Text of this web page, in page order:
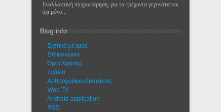
Εναλλακτική πληροφόρηση, για τα τρέχοντα γεγονότα και
όχι μόνο...
Blog info
Σχετικά με εμάς
Eπικοινωνία
Όροι Χρήσης
Σχόλια
Αρθρογράφοι/Συντάκτες
Web TV
Android application
RSS